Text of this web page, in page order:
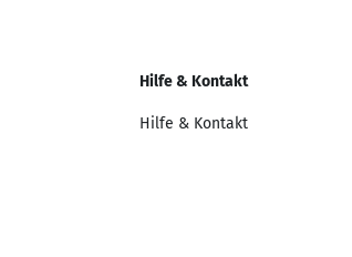
Hilfe & Kontakt
Hilfe & Kontakt